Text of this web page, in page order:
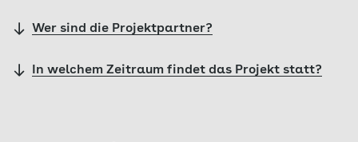
Wer sind die Projektpartner?
In welchem Zeitraum findet das Projekt statt?